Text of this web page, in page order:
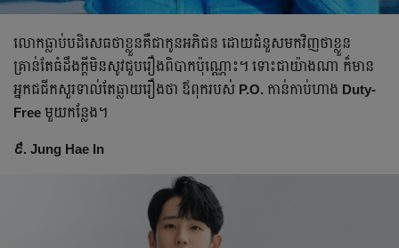
លោកធ្លាប់បដិសេធថា​ខ្លួនគឺជាកូនអភិជន ដោយជំនួសមកវិញថាខ្លួន
គ្រាន់តែធំដឹងក្ដីមិនសូវជួបរឿងពិបាកប៉ុណ្ណោះ។ ទោះជាយ៉ាងណា ក៏មាន​
អ្នកជជីកសួរទាល់តែធ្លាយរឿងថា​ ឪពុករបស់ P.O. កាន់កាប់ហាង Duty-
Free មួយកន្លែង។
៩. Jung Hae In